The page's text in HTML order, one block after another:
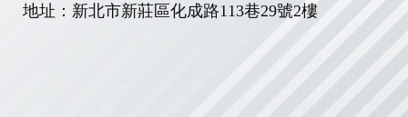
地址：新北市新莊區化成路113巷29號2樓